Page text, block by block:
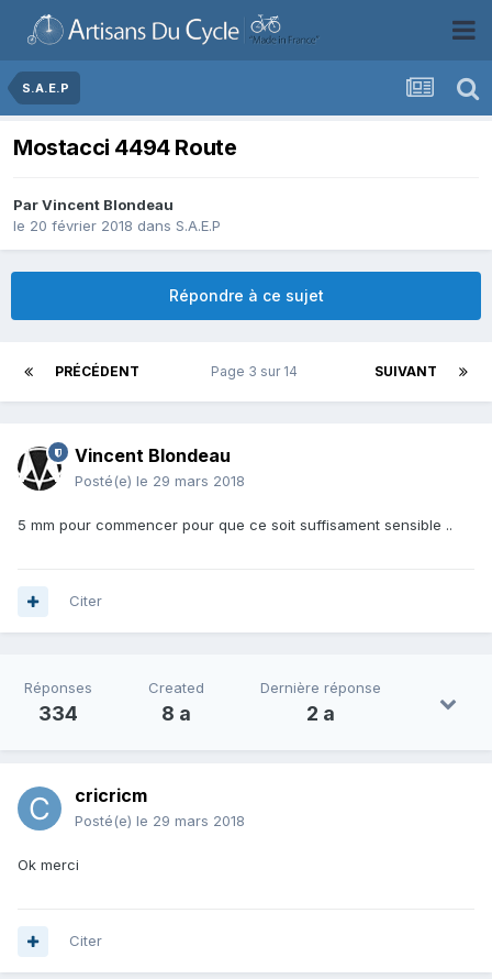
S.A.E.P
Mostacci 4494 Route
ParVincent Blondeau
le 20 février 2018 dans S.A.E.P
Répondre à ce sujet
PRÉCÉDENT SUIVANT
Page 3 sur 14
Vincent Blondeau
Posté(e) le 29 mars 2018
5 mm pour commencer pour que ce soit suffisament sensible ..
Citer
Réponses
334
Created
8 a
Dernière réponse
2 a
cricricm
Posté(e) le 29 mars 2018
Ok merci
Citer